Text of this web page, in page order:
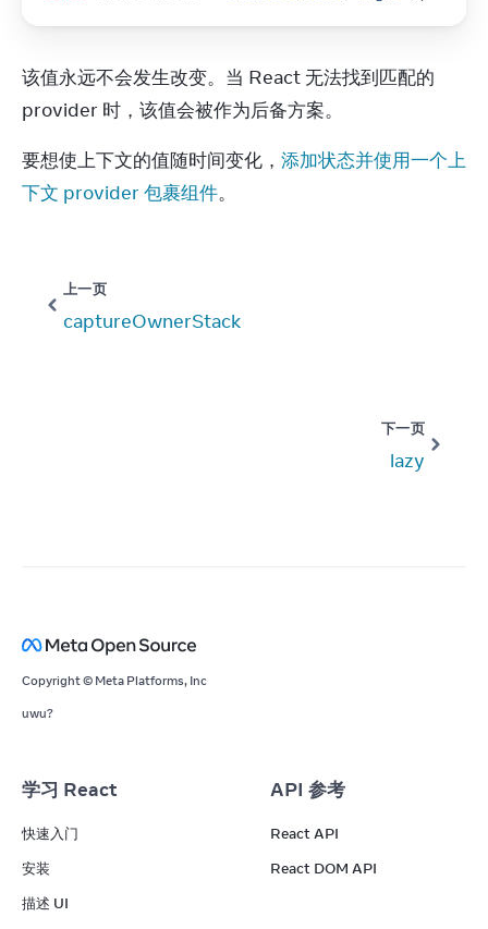
该值永远不会发生改变。当 React 无法找到匹配的
provider 时，该值会被作为后备方案。
要想使上下文的值随时间变化， 添加状态并使用一个上
下文 provider 包裹组件。
上一页
captureOwnerStack
下一页
lazy
Copyright © Meta Platforms, Inc
uwu?
学习 React
快速入门
安装
描述 UI
API 参考
React API
React DOM API